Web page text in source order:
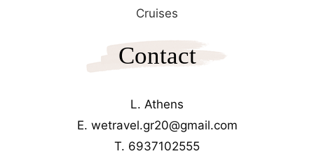
Cruises
Contact
L. Athens
E. wetravel.gr20@gmail.com
T. 6937102555